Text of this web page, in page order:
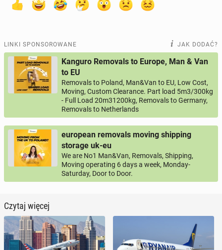
LINKI SPONSOROWANE JAK DODAĆ?
Kanguro Removals to Europe, Man & Van
to EU
Removals to Poland, Man&Van to EU, Low Cost,
Moving, Custom Clearance. Part load 5m3/300kg
- Full Load 20m31200kg, Removals to Germany,
Removals to Netherlands
european removals moving shipping
storage uk-eu
We are No1 Man&Van, Removals, Shipping,
Moving operating 6 days a week, Monday-
Saturday, Door to Door.
Czytaj więcej